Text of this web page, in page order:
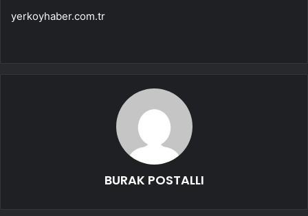
yerkoyhaber.com.tr
BURAK POSTALLI